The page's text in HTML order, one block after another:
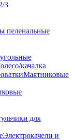
3
пеленальные
качалка
Маятниковые
для
Электрокачели и